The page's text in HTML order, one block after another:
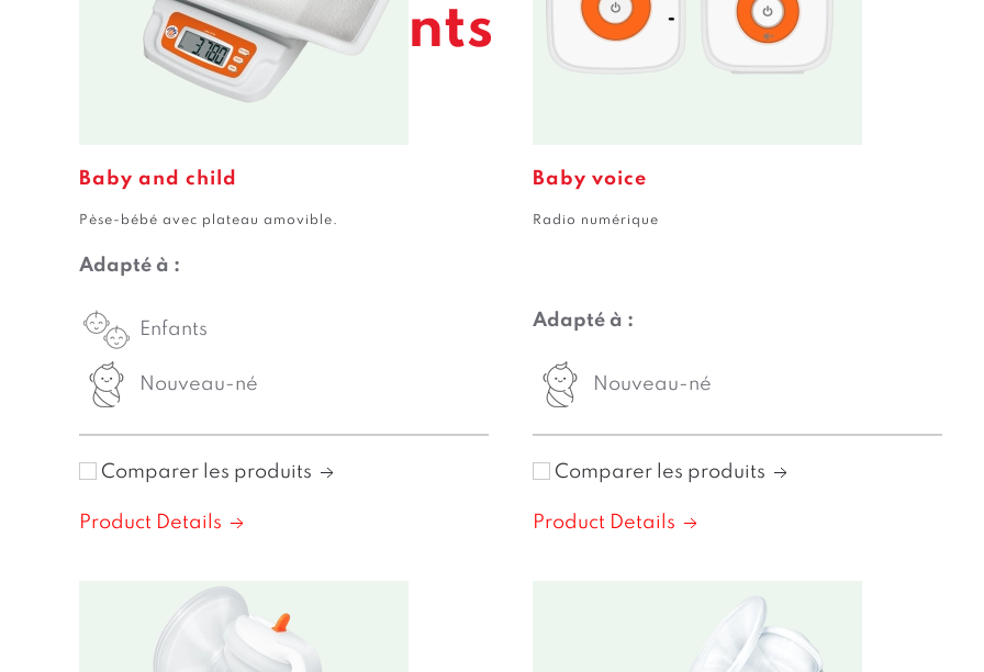
de vos enfants
Baby and child
Pèse-bébé avec plateau amovible.
Adapté à :
Enfants
Nouveau-né
Comparer les produits
Product Details
Baby voice
Radio numérique
Adapté à :
Nouveau-né
Comparer les produits
Product Details